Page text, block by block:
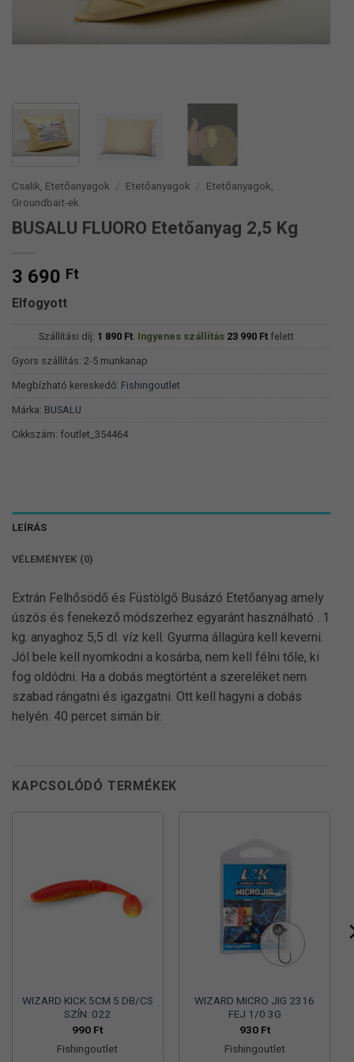
Csalik, Etetőanyagok / Etetőanyagok / Etetőanyagok,
Groundbait-ek
BUSALU FLUORO Etetőanyag 2,5 Kg
3 690 Ft
Elfogyott
Szállítási díj: 1 890 Ft. Ingyenes szállítás 23 990 Ftfelett
Gyors szállítás: 2-5 munkanap
Megbízható kereskedő: Fishingoutlet
Márka: BUSALU
Cikkszám: foutlet_354464
LEÍRÁS
VÉLEMÉNYEK (0)
Extrán Felhősödő és Füstölgő Busázó Etetőanyag amely
úszós és fenekező módszerhez egyaránt használható . 1
kg. anyaghoz 5,5 dl. víz kell. Gyurma állagúra kell keverni.
Jól bele kell nyomkodni a kosárba, nem kell félni tőle, ki
fog oldódni. Ha a dobás megtörtént a szereléket nem
szabad rángatni és igazgatni. Ott kell hagyni a dobás
helyén. 40 percet simán bír.
KAPCSOLÓDÓ TERMÉKEK
WIZARD KICK 5CM 5 DB/CS
SZÍN: 022
990 Ft
Fishingoutlet
WIZARD MICRO JIG 2316
FEJ 1/0 3G
930 Ft
Fishingoutlet